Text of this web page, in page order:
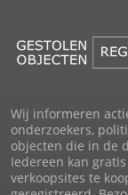
Wij informeren
onderzoekers,
objecten die in de
Iedereen kan
verkoopsites te